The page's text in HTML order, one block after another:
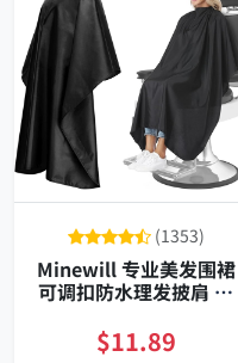
(1353)
Minewill 专业美发围裙
可调扣防水理发披肩 大
适用于沙龙及居家
$11.89